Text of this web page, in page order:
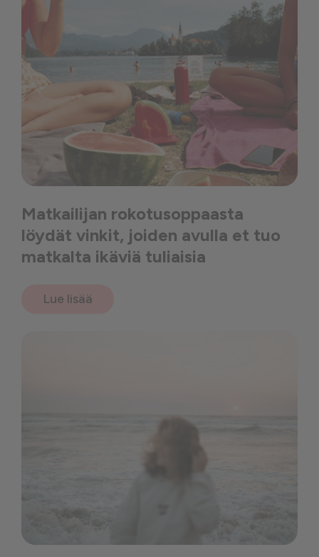
Matkailijan rokotusoppaasta
löydät vinkit, joiden avulla et tuo
matkalta ikäviä tuliaisia
Lue lisää